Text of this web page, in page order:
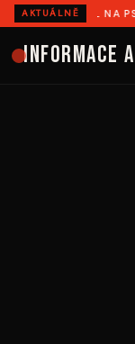
AKTUÁLNĚ
ZEMŘEL NA
Informace